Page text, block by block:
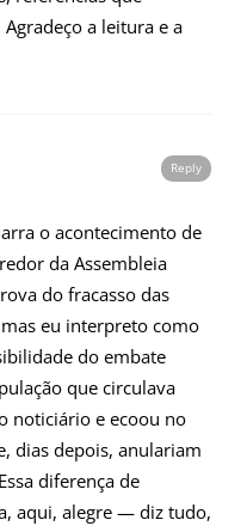
a leitura e a
Reply
o acontecimento de
da Assembleia
do fracasso das
eu interpreto como
do embate
que circulava
noticiário e ecoou no
dias depois, anulariam
diferença de
aqui, alegre — diz tudo,